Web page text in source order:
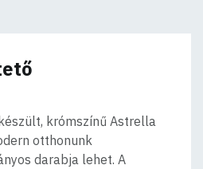
krómszínű Astrella
otthonunk
darabja lehet. A